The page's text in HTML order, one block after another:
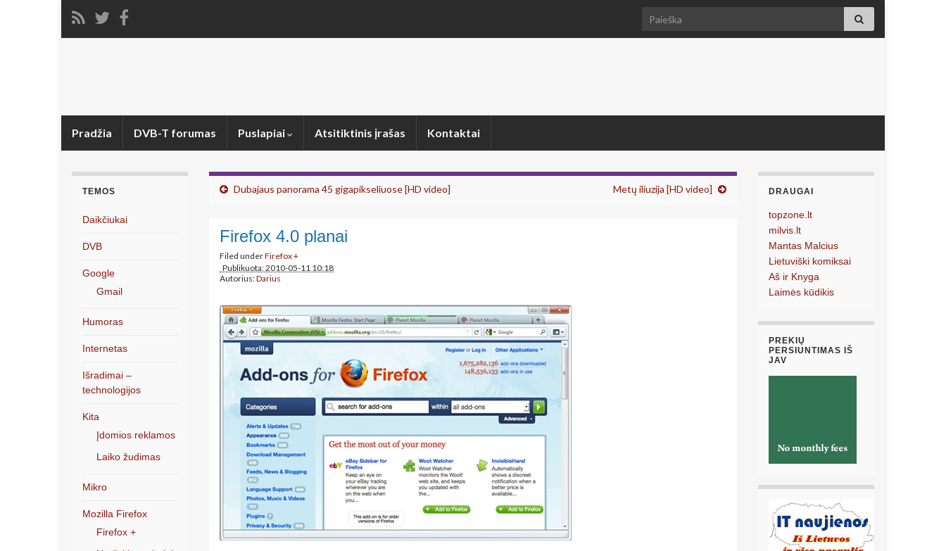
Search for:
Pradžia DVB-T forumas Puslapiai Atsitiktinis įrašas Kontaktai
Dubajaus panorama 45 gigapikseliuose [HD video] Metų iliuzija [HD video]
Firefox 4.0 planai
Filed underFirefox +
Publikuota: 2010-05-11 10:18
Autorius:Darius
TEMOS
Daikčiukai
DVB
Google
Gmail
Humoras
Internetas
Išradimai –
technologijos
Kita
Įdomios reklamos
Laiko žudimas
Mikro
Mozilla Firefox
Firefox +
DRAUGAI
topzone.lt
milvis.lt
Mantas Malcius
Lietuviški komiksai
Aš ir Knyga
Laimės kūdikis
PREKIŲ
PERSIUNTIMAS IŠ
JAV